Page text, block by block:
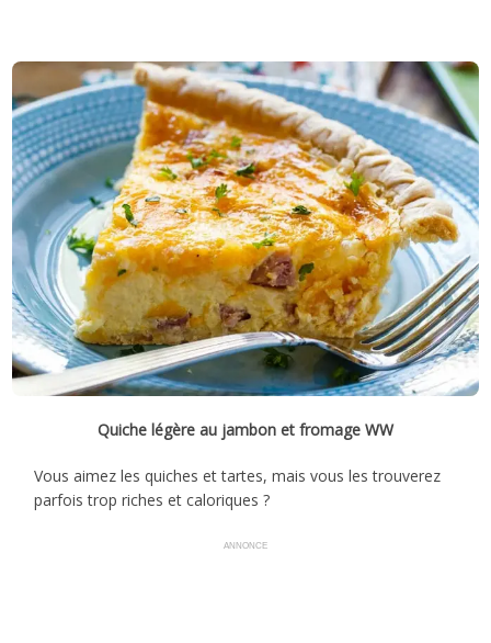
Quiche légère au jambon et fromage WW
Vous aimez les quiches et tartes, mais vous les trouverez
parfois trop riches et caloriques ?
ANNONCE